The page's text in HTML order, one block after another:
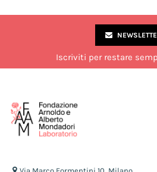
Iscriviti per restare